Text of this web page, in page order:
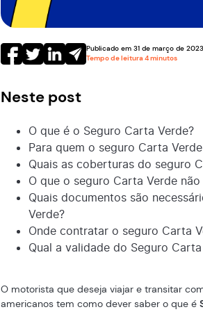
Publicado em31 demarço de2023
Tempo de leitura4minutos
Neste post
O que é o Seguro Carta Verde?
Para quem o seguro Carta
Quais as coberturas do seguro
O que o seguro Carta Verde
Quais documentos são
Verde?
Onde contratar o seguro Carta
Qual a validade do Seguro
O motorista que deseja viajar e transitar
americanos tem como dever saber o que é